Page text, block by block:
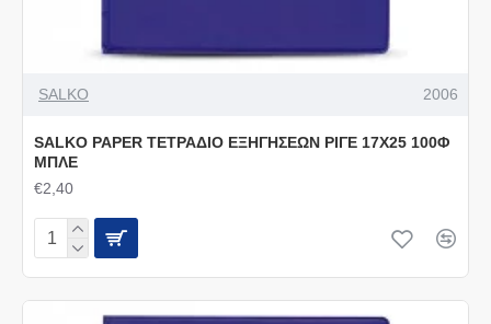
SALKO 2006
SALKO PAPER ΤΕΤΡΑΔΙΟ ΕΞΗΓΗΣΕΩΝ ΡΙΓΕ 17Χ25 100Φ
ΜΠΛΕ
€2,40